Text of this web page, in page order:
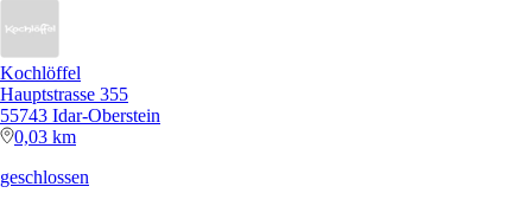
Kochlöffel
Hauptstrasse 355
55743 Idar-Oberstein
0,03 km
geschlossen